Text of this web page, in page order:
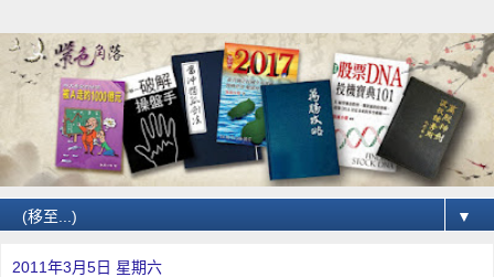
▼
2011年3月5日 星期六